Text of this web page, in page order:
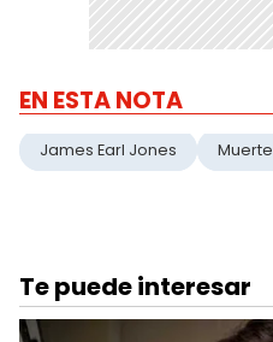
EN ESTA NOTA
James Earl Jones Muerte